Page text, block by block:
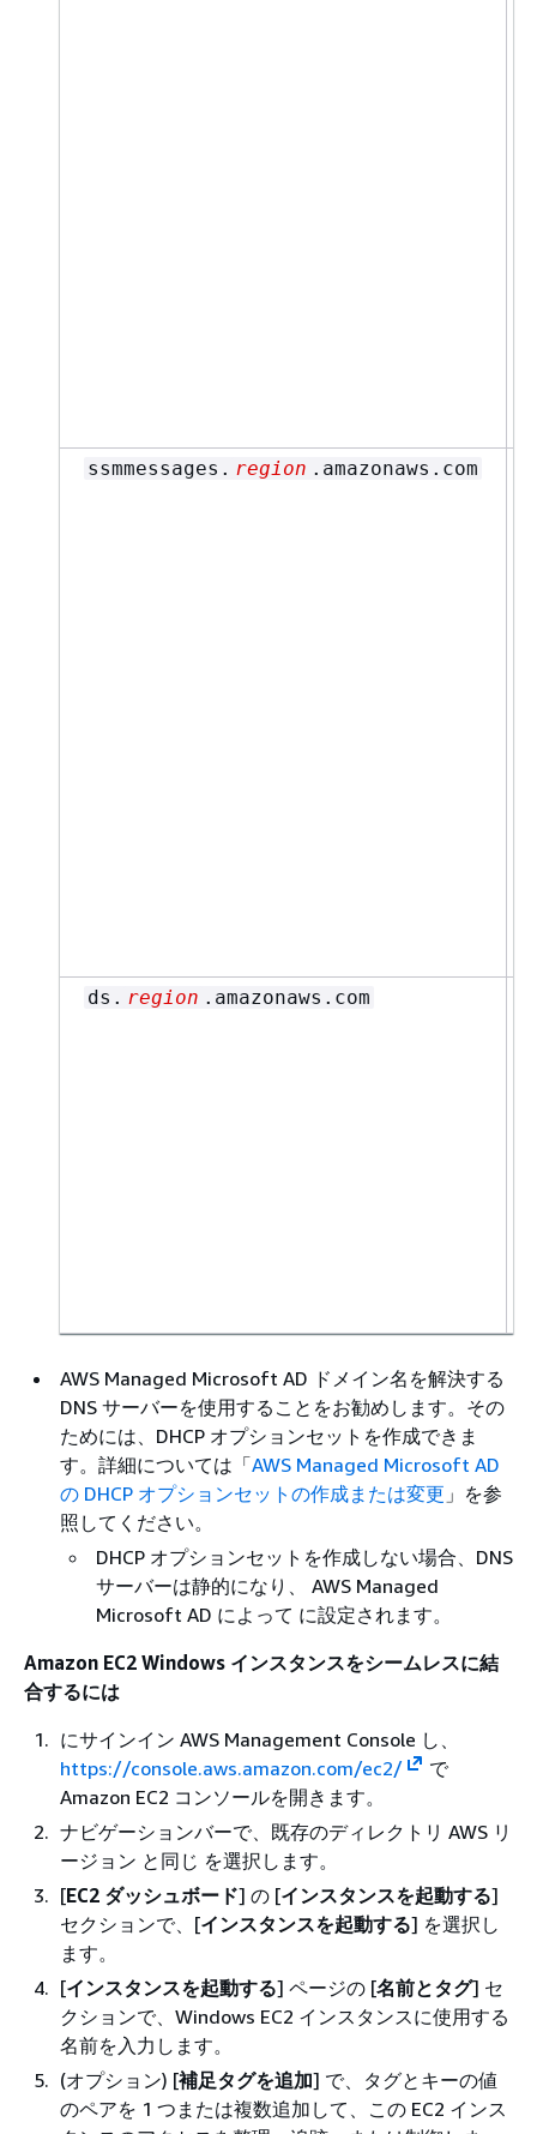
ssmmessages. region .amazonaws.com
ds. region .amazonaws.com
AWS Managed Microsoft AD ドメイン名を解決する
DNS サーバーを使用することをお勧めします。その
ためには、DHCP オプションセットを作成できま
す。詳細については「AWS Managed Microsoft AD
の DHCP オプションセットの作成または変更 」を参
照してください。
DHCP オプションセットを作成しない場合、DNS
サーバーは静的になり、 AWS Managed
Microsoft AD によって に設定されます。
Amazon EC2 Windows インスタンスをシームレスに結
合するには
にサインイン AWS Management Console し、
https://console.aws.amazon.com/ec2/
で
Amazon EC2 コンソールを開きます。
ナビゲーションバーで、既存のディレクトリ AWS リ
ージョン と同じ を選択します。
[EC2 ダッシュボード] の [インスタンスを起動する]
セクションで、[インスタンスを起動する] を選択し
ます。
[インスタンスを起動する] ページの [名前とタグ] セ
クションで、Windows EC2 インスタンスに使用する
名前を入力します。
(オプション) [補足タグを追加] で、タグとキーの値
のペアを 1 つまたは複数追加して、この EC2 インス